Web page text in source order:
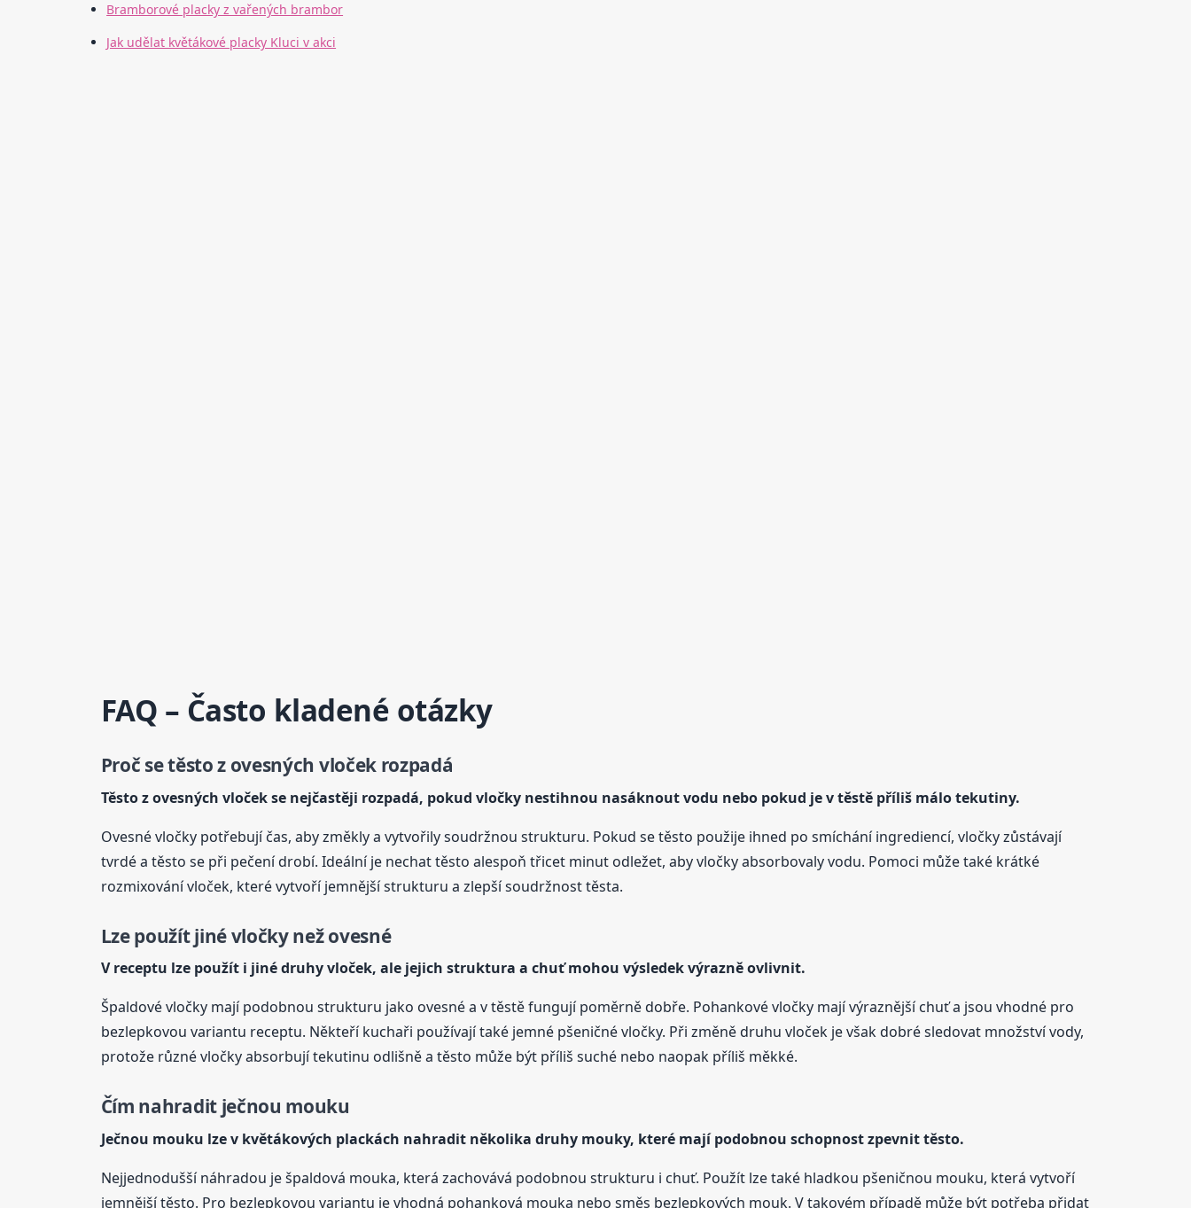
Bramborové placky z vařených brambor
Jak udělat květákové placky Kluci v akci
FAQ – Často kladené otázky
Proč se těsto z ovesných vloček rozpadá
Těsto z ovesných vloček se nejčastěji rozpadá, pokud vločky nestihnou nasáknout vodu nebo pokud je v těstě příliš málo tekutiny.
Ovesné vločky potřebují čas, aby změkly a vytvořily soudržnou strukturu. Pokud se těsto použije ihned po smíchání ingrediencí, vločky zůstávají
tvrdé a těsto se při pečení drobí. Ideální je nechat těsto alespoň třicet minut odležet, aby vločky absorbovaly vodu. Pomoci může také krátké
rozmixování vloček, které vytvoří jemnější strukturu a zlepší soudržnost těsta.
Lze použít jiné vločky než ovesné
V receptu lze použít i jiné druhy vloček, ale jejich struktura a chuť mohou výsledek výrazně ovlivnit.
Špaldové vločky mají podobnou strukturu jako ovesné a v těstě fungují poměrně dobře. Pohankové vločky mají výraznější chuť a jsou vhodné pro
bezlepkovou variantu receptu. Někteří kuchaři používají také jemné pšeničné vločky. Při změně druhu vloček je však dobré sledovat množství vody,
protože různé vločky absorbují tekutinu odlišně a těsto může být příliš suché nebo naopak příliš měkké.
Čím nahradit ječnou mouku
Ječnou mouku lze v květákových plackách nahradit několika druhy mouky, které mají podobnou schopnost zpevnit těsto.
Nejjednodušší náhradou je špaldová mouka, která zachovává podobnou strukturu i chuť. Použít lze také hladkou pšeničnou mouku, která vytvoří
jemnější těsto. Pro bezlepkovou variantu je vhodná pohanková mouka nebo směs bezlepkových mouk. V takovém případě může být potřeba přidat